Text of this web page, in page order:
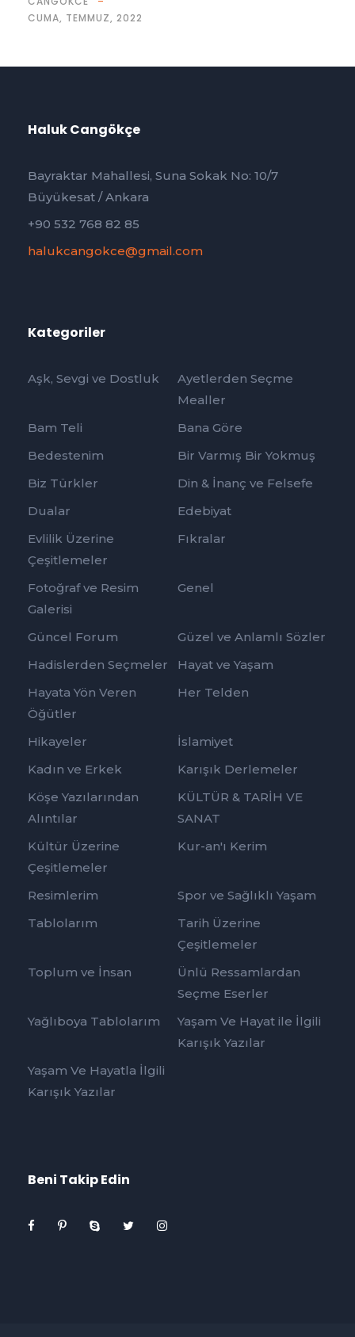
CUMA, TEMMUZ, 2022
Haluk Cangökçe
Bayraktar Mahallesi, Suna Sokak No: 10/7
Büyükesat / Ankara
+90 532 768 82 85
halukcangokce@gmail.com
Kategoriler
Aşk, Sevgi ve Dostluk
Ayetlerden Seçme
Mealler
Bam Teli
Bana Göre
Bedestenim
Bir Varmış Bir Yokmuş
Biz Türkler
Din & İnanç ve Felsefe
Dualar
Edebiyat
Evlilik Üzerine
Çeşitlemeler
Fıkralar
Fotoğraf ve Resim
Galerisi
Genel
Güncel Forum
Güzel ve Anlamlı Sözler
Hadislerden Seçmeler
Hayat ve Yaşam
Hayata Yön Veren
Öğütler
Her Telden
Hikayeler
İslamiyet
Kadın ve Erkek
Karışık Derlemeler
Köşe Yazılarından
Alıntılar
KÜLTÜR & TARİH VE
SANAT
Kültür Üzerine
Çeşitlemeler
Kur-an'ı Kerim
Resimlerim
Spor ve Sağlıklı Yaşam
Tablolarım
Tarih Üzerine
Çeşitlemeler
Toplum ve İnsan
Ünlü Ressamlardan
Seçme Eserler
Yağlıboya Tablolarım
Yaşam Ve Hayat ile İlgili
Karışık Yazılar
Yaşam Ve Hayatla İlgili
Karışık Yazılar
Beni Takip Edin